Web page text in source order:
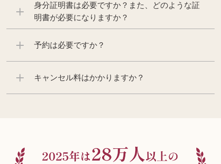
身分証明書は必要ですか？また、どのような証
明書が必要になりますか？
予約は必要ですか？
キャンセル料はかかりますか？